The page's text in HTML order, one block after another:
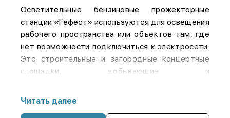
Осветительные бензиновые прожекторные
станции «Гефест» используются для освещения
рабочего пространства или объектов там, где
нет возможности подключиться к электросети.
Это строительные и загородные концертные
площадки, добывающие и
преимуществам наших станций освещения
«Гефест» отнесем:
Читать далее